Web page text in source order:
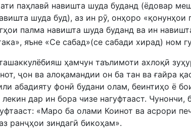
паҳлавӣ навишта шуда буданд (ёдовар
шуда буд), аз ин рӯ, онҳоро «қонунҳои
палма навишта шуда буданд ва ин
яъне «Се сабад»(се сабади хирад) ном
ҳамчун таълимоти ахлоқӣ
ҷон ва алоқамандии он ба тан ва ғайра
абадияту фонӣ будани олам, беинтиҳо ё
дар ин бора чизе нагуфтааст.
«Маро ба олами Коинот ва асрори
ранҷҳои зиндагӣ бикоҳам».